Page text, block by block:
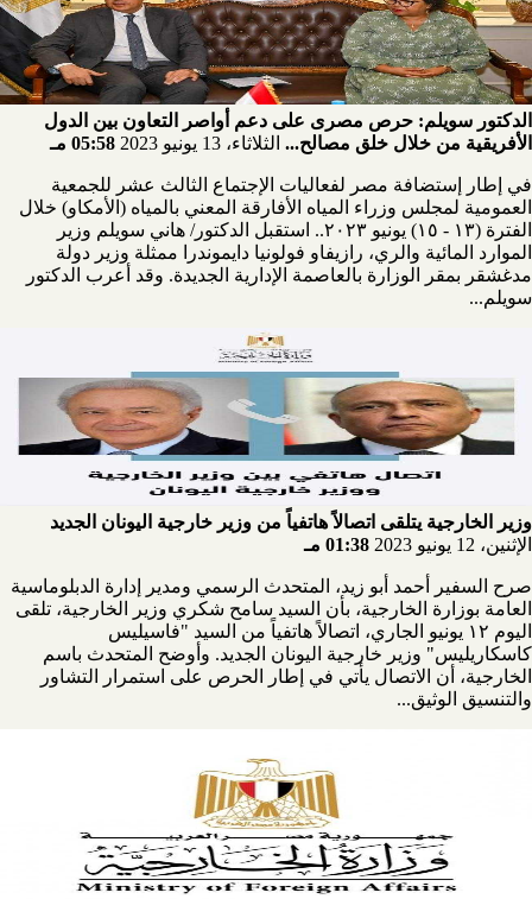
الدكتور سويلم: حرص مصرى على دعم أواصر التعاون بين الدول
الأفريقية من خلال خلق مصالح... الثلاثاء، 13 يونيو 2023 05:58 مـ
في إطار إستضافة مصر لفعاليات الإجتماع الثالث عشر للجمعية
العمومية لمجلس وزراء المياه الأفارقة المعني بالمياه (الأمكاو) خلال
الفترة (١٣ - ١٥) يونيو ٢٠٢٣.. استقبل الدكتور/ هاني سويلم وزير
الموارد المائية والري، رازيفاو فولونيا دايموندرا ممثلة وزير دولة
مدغشقر بمقر الوزارة بالعاصمة الإدارية الجديدة. وقد أعرب الدكتور
سويلم...
وزير الخارجية يتلقى اتصالاً هاتفياً من وزير خارجية اليونان الجديد
الإثنين، 12 يونيو 2023
01:38 مـ
صرح السفير أحمد أبو زيد، المتحدث الرسمي ومدير إدارة الدبلوماسية
العامة بوزارة الخارجية، بأن السيد سامح شكري وزير الخارجية، تلقى
اليوم ١٢ يونيو الجاري، اتصالاً هاتفياً من السيد "فاسيليس
كاسكاريليس" وزير خارجية اليونان الجديد. وأوضح المتحدث باسم
الخارجية، أن الاتصال يأتي في إطار الحرص على استمرار التشاور
والتنسيق الوثيق...